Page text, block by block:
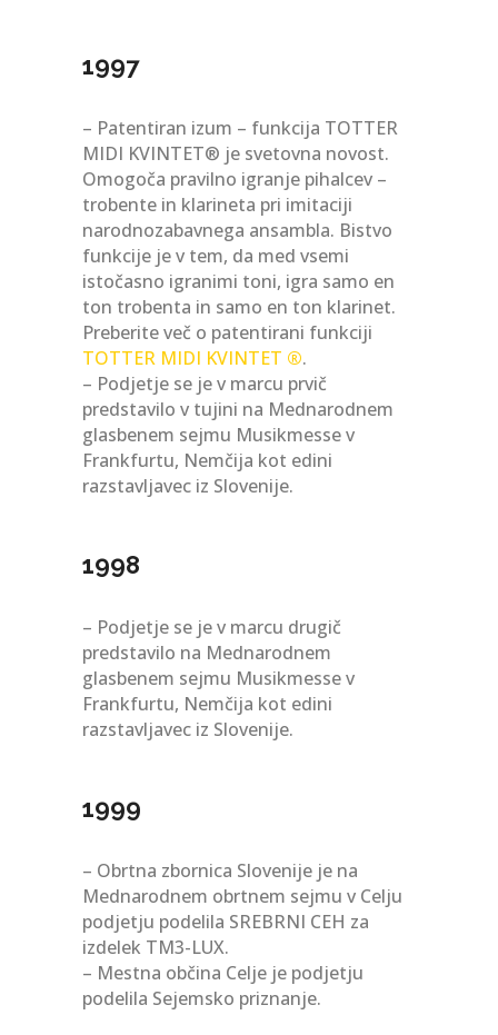
1997
– Patentiran izum – funkcija TOTTER
MIDI KVINTET® je svetovna novost.
Omogoča pravilno igranje pihalcev –
trobente in klarineta pri imitaciji
narodnozabavnega ansambla. Bistvo
funkcije je v tem, da med vsemi
istočasno igranimi toni, igra samo en
ton trobenta in samo en ton klarinet.
Preberite več o patentirani funkciji
TOTTER MIDI KVINTET ®.
– Podjetje se je v marcu prvič
predstavilo v tujini na Mednarodnem
glasbenem sejmu Musikmesse v
Frankfurtu, Nemčija kot edini
razstavljavec iz Slovenije.
1998
– Podjetje se je v marcu drugič
predstavilo na Mednarodnem
glasbenem sejmu Musikmesse v
Frankfurtu, Nemčija kot edini
razstavljavec iz Slovenije.
1999
– Obrtna zbornica Slovenije je na
Mednarodnem obrtnem sejmu v Celju
podjetju podelila SREBRNI CEH za
izdelek TM3-LUX.
– Mestna občina Celje je podjetju
podelila Sejemsko priznanje.